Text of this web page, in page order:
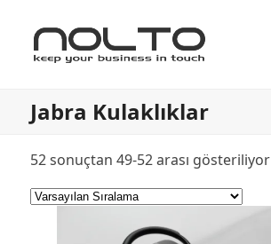
Jabra Kulaklıklar
52 sonuçtan 49-52 arası gösteriliyor